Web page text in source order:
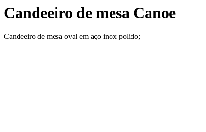
Candeeiro de mesa Canoe
Candeeiro de mesa oval em aço inox polido;